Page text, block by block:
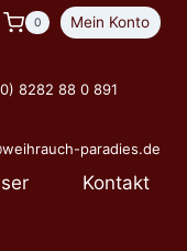
0 Mein Konto
8282 88 0 891
paradies.de
Kontakt